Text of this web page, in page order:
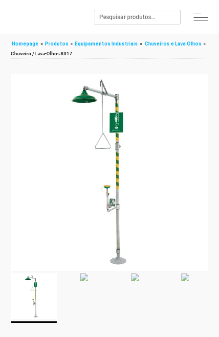
Homepage » Produtos » Equipamentos Industriais » Chuveiros e Lava Olhos »
Chuveiro / Lava-Olhos 8317